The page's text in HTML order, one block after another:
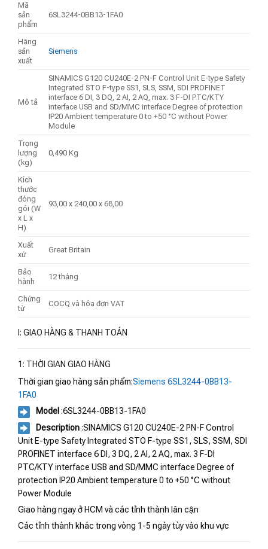
Mã
sản
phẩm
6SL3244-0BB13-1FA0
Hãng
sản
xuất
Siemens
Mô tả
SINAMICS G120 CU240E-2 PN-F Control Unit E-type Safety
Integrated STO F-type SS1, SLS, SSM, SDI PROFINET
interface 6 DI, 3 DQ, 2 AI, 2 AQ, max. 3 F-DI PTC/KTY
interface USB and SD/MMC interface Degree of protection
IP20 Ambient temperature 0 to +50 °C without Power
Module
Trọng
lượng
(kg)
0,490 Kg
Kích
thước
đóng
gói (W
x L x
H)
93,00 x 240,00 x 68,00
Xuất
xứ
Great Britain
Bảo
hành
12 tháng
Chứng
từ
COCQ và hóa đơn VAT
I: GIAO HÀNG & THANH TOÁN
1: THỜI GIAN GIAO HÀNG
Thời gian giao hàng sản phẩm:Siemens 6SL3244-0BB13-
1FA0
Model :6SL3244-0BB13-1FA0
Description:SINAMICS G120 CU240E-2 PN-F Control
Unit E-type Safety Integrated STO F-type SS1, SLS, SSM, SDI
PROFINET interface 6 DI, 3 DQ, 2 AI, 2 AQ, max. 3 F-DI
PTC/KTY interface USB and SD/MMC interface Degree of
protection IP20 Ambient temperature 0 to +50 °C without
Power Module
Giao hàng ngay ở HCM và các tỉnh thành lân cận
Các tỉnh thành khác trong vòng 1-5 ngày tùy vào khu vực